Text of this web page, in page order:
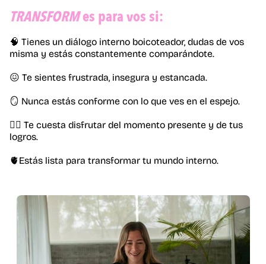
TRANSFORMes para vos si:
🧠 Tienes un diálogo interno boicoteador, dudas de vos
misma y estás constantemente comparándote.
😖 Te sientes frustrada, insegura y estancada.
🪞 Nunca estás conforme con lo que ves en el espejo.
🧘‍♀️ Te cuesta disfrutar del momento presente y de tus
logros.
🫀Estás lista para transformar tu mundo interno.